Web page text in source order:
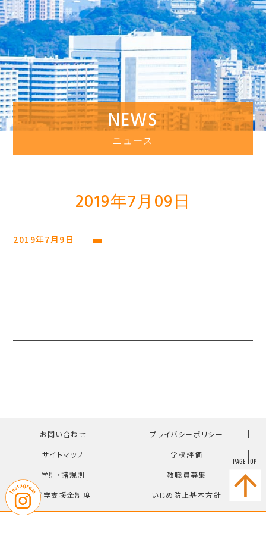
NEWS
ニュース
2019年7月09日
2019年7月9日
お問い合わせ ｜ プライバシーポリシー ｜
サイトマップ ｜ 学校評価 ｜
学則・諸規則 ｜ 教職員募集 ｜
就学支援金制度 ｜ いじめ防止基本方針
PAGE TOP